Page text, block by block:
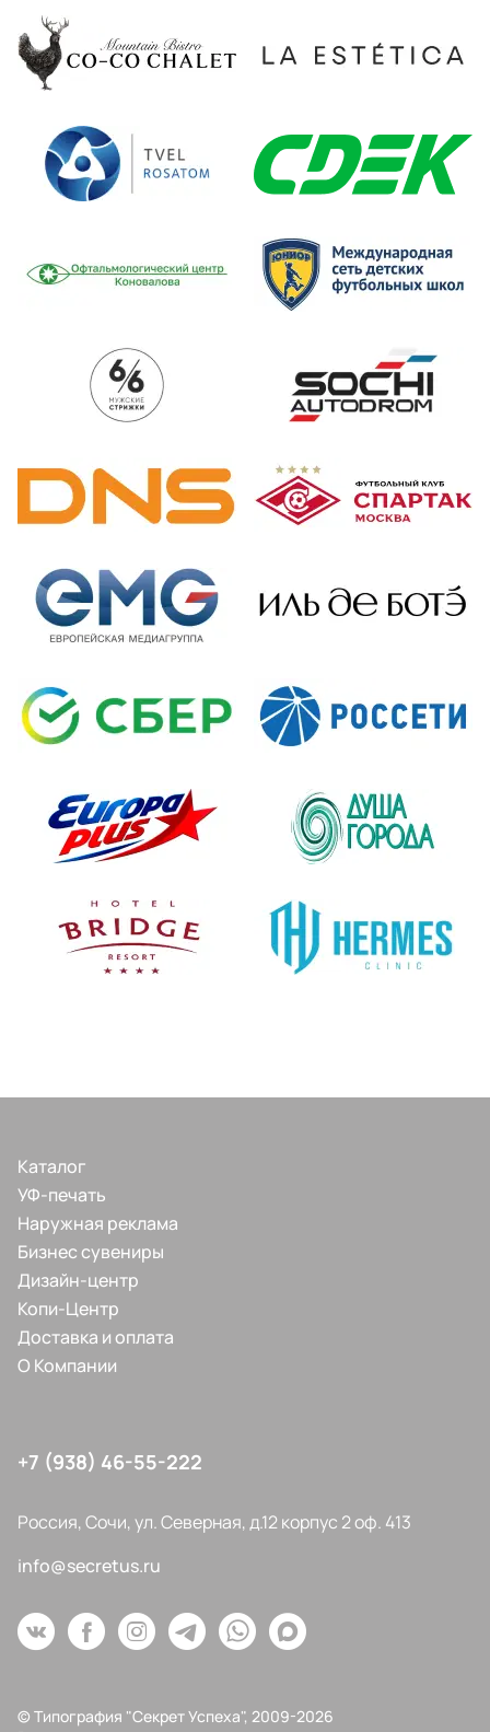
Каталог
УФ-печать
Наружная реклама
Бизнес сувениры
Дизайн-центр
Копи-Центр
Доставка и оплата
О Компании
+7 (938) 46-55-222
Россия, Сочи, ул. Северная, д.12 корпус 2 оф. 413
info@secretus.ru
© Типография "Секрет Успеха", 2009-2026